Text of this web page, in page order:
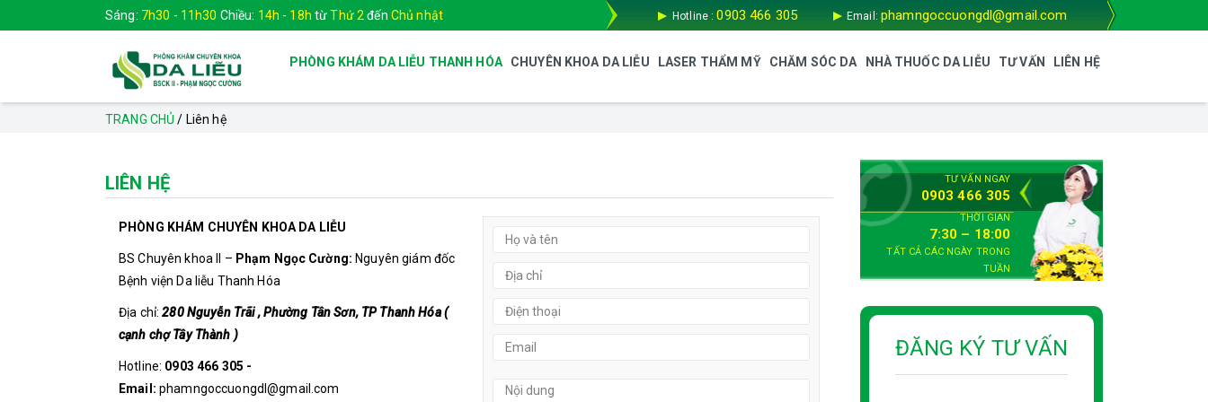
Sáng: 7h30 - 11h30 Chiều: 14h - 18h từThứ 2 đến Chủ nhật Hotline :0903 466 305 Email: phamngoccuongdl@gmail.com
PHÒNG KHÁM DA LIỄU THANH HÓA CHUYÊN KHOA DA LIỄU LASER THẨM MỸ CHĂM SÓC DA NHÀ THUỐC DA LIỄU TƯ VẤN LIÊN HỆ
TRANG CHỦ/ Liên hệ
LIÊN HỆ
PHÒNG KHÁM CHUYÊN KHOA DA LIỄU
BS Chuyên khoa II – Phạm Ngọc Cường: Nguyên giám đốc
Bệnh viện Da liễu Thanh Hóa
Địa chỉ:280 Nguyễn Trãi , Phường Tân Sơn, TP Thanh Hóa (
cạnh chợ Tây Thành )
Hotline: 0903 466 305 -
Email: phamngoccuongdl@gmail.com
TƯ VẤN NGAY
0903 466 305
THỜI GIAN
7:30 – 18:00
TẤT CẢ CÁC NGÀY TRONG
TUẦN
ĐĂNG KÝ TƯ VẤN